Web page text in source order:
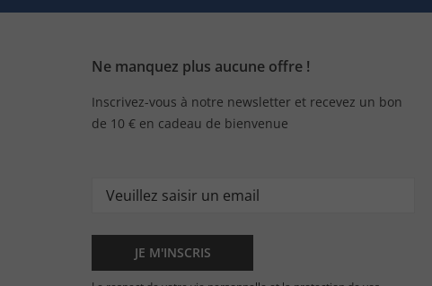
Ne manquez plus aucune offre !
Inscrivez-vous à notre newsletter et recevez un bon
de 10 € en cadeau de bienvenue
JE M'INSCRIS